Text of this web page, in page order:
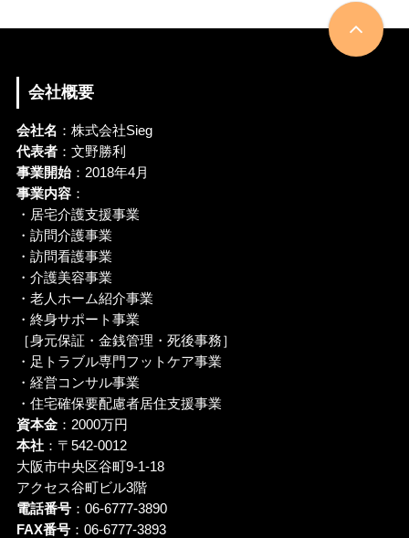
会社概要
会社名 ：株式会社Sieg
代表者：文野勝利
事業開始：2018年4月
事業内容：
・居宅介護支援事業
・訪問介護事業
・訪問看護事業
・介護美容事業
・老人ホーム紹介事業
・終身サポート事業
［身元保証・金銭管理・死後事務］
・足トラブル専門フットケア事業
・経営コンサル事業
・住宅確保要配慮者居住支援事業
資本金：2000万円
本社：〒542-0012
大阪市中央区谷町9-1-18
アクセス谷町ビル3階
電話番号：06-6777-3890
FAX番号：06-6777-3893